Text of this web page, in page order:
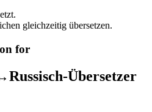
gleichzeitig übersetzen.
for
Übersetzer